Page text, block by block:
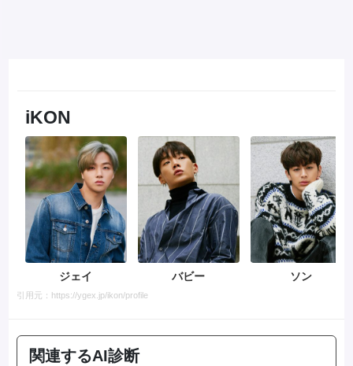
iKON
ジェイ バビー ソン
引用元：https://ygex.jp/ikon/profile
関連するAI診断